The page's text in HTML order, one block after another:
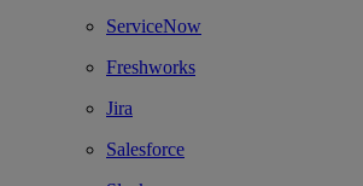
ServiceNow
Freshworks
Jira
Salesforce